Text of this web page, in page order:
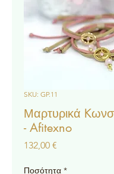
SKU: GP.11
Μαρτυρικά
- Afitexno
132,00 €
Ποσότητα *